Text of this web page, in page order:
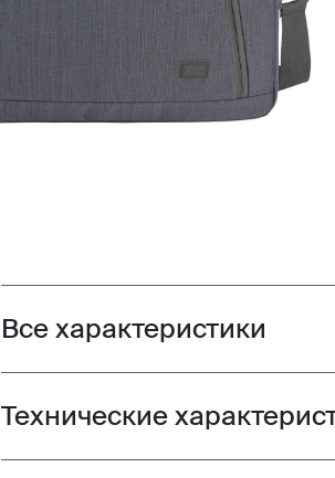
Toggle features
Все характеристики
Toggle techspec
Технические